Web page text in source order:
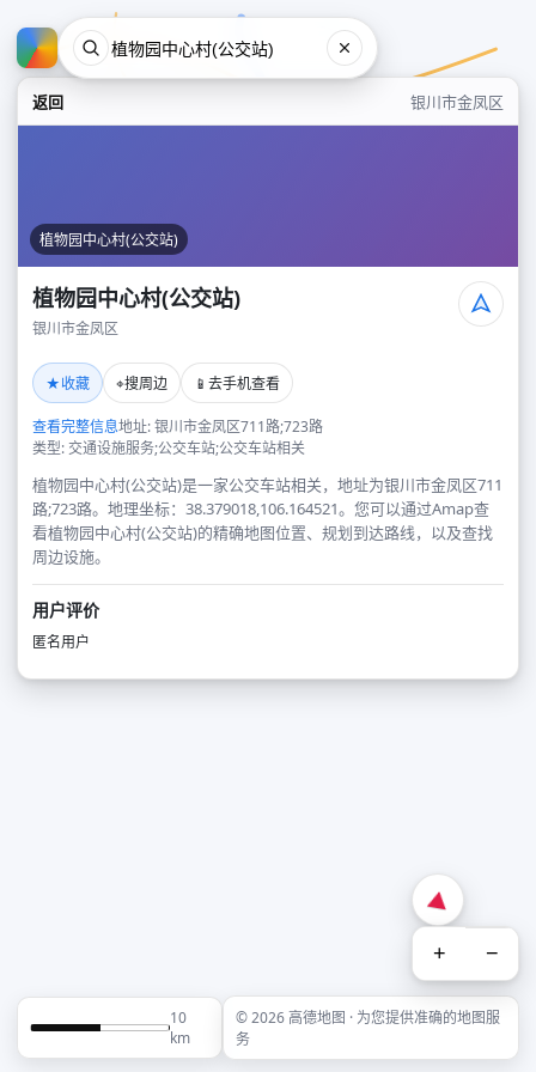
返回 银川市金凤区
植物园中心村(公交站)
植物园中心村(公交站)
银川市金凤区
★收藏 ⌖搜周边 📱 去手机查看
查看完整信息地址: 银川市金凤区711路;723路
类型: 交通设施服务;公交车站;公交车站相关
植物园中心村(公交站)是一家公交车站相关，地址为银川市金凤区711
路;723路。地理坐标：38.379018,106.164521。您可以通过Amap查
看植物园中心村(公交站)的精确地图位置、规划到达路线，以及查找
周边设施。
用户评价
匿名用户
+ −
10
km
© 2026 高德地图 · 为您提供准确的地图服
务